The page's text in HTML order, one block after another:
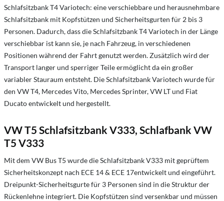
Schlafsitzbank T4 Variotech: eine verschiebbare und herausnehmbare
Schlafsitzbank mit Kopfstützen und Sicherheitsgurten für 2 bis 3
Personen. Dadurch, dass die Schlafsitzbank T4 Variotech in der Länge
verschiebbar ist kann sie, je nach Fahrzeug, in verschiedenen
Positionen während der Fahrt genutzt werden. Zusätzlich wird der
Transport langer und sperriger Teile ermöglicht da ein großer
variabler Stauraum entsteht. Die Schlafsitzbank Variotech wurde für
den VW T4, Mercedes Vito, Mercedes Sprinter, VW LT und Fiat
Ducato entwickelt und hergestellt.
VW T5 Schlafsitzbank V333, Schlafbank VW
T5 V333
Mit dem VW Bus T5 wurde die Schlafsitzbank V333 mit geprüftem
Sicherheitskonzept nach ECE 14 & ECE 17entwickelt und eingeführt.
Dreipunkt-Sicherheitsgurte für 3 Personen sind in die Struktur der
Rückenlehne integriert. Die Kopfstützen sind versenkbar und müssen